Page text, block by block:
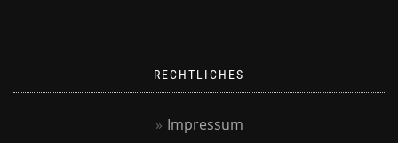
RECHTLICHES
Impressum